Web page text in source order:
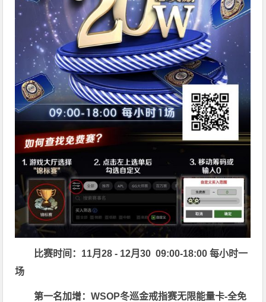
比赛时间：11月28 - 12月30 09:00-18:00 每小时一
场
第一名加增：WSOP冬巡金戒指赛无限能量卡-全免